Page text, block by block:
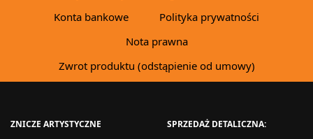
Konta bankowe
Polityka prywatności
Nota prawna
Zwrot produktu (odstąpienie od umowy)
ZNICZE ARTYSTYCZNE SPRZEDAŻ DETALICZNA: